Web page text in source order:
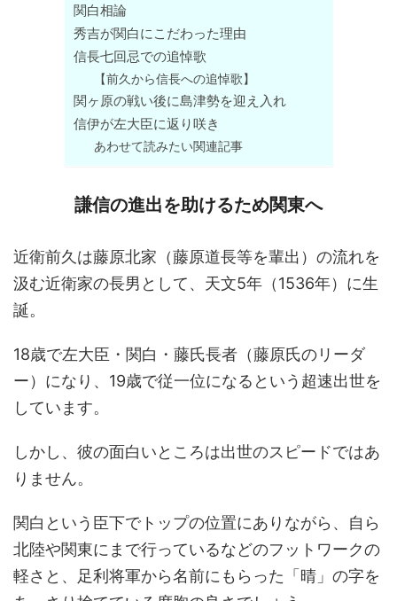
関白相論
秀吉が関白にこだわった理由
信長七回忌での追悼歌
【前久から信長への追悼歌】
関ヶ原の戦い後に島津勢を迎え入れ
信伊が左大臣に返り咲き
あわせて読みたい関連記事
謙信の進出を助けるため関東へ
近衛前久は藤原北家（藤原道長等を輩出）の流れを
汲む近衛家の長男として、天文5年（1536年）に生
誕。
18歳で左大臣・関白・藤氏長者（藤原氏のリーダ
ー）になり、19歳で従一位になるという超速出世を
しています。
しかし、彼の面白いところは出世のスピードではあ
りません。
関白という臣下でトップの位置にありながら、自ら
北陸や関東にまで行っているなどのフットワークの
軽さと、足利将軍から名前にもらった「晴」の字を